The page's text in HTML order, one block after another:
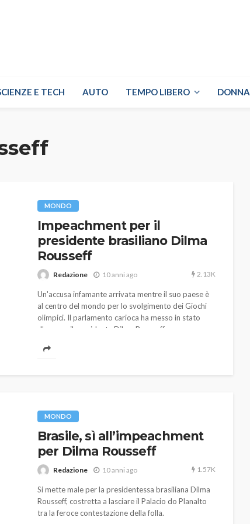
E TECH AUTO TEMPO LIBERO DONNA
MONDO
Impeachment per il
presidente brasiliano Dilma
Rousseff
Redazione 10 anni ago 2.13K
Un'accusa infamante arrivata mentre il suo paese è
al centro del mondo per lo svolgimento dei Giochi
olimpici. Il parlamento carioca ha messo in stato
d’accusa, il presidente Dilma Rousseff.
MONDO
Brasile, sì all’impeachment
per Dilma Rousseff
Redazione 10 anni ago 1.57K
Si mette male per la presidentessa brasiliana Dilma
Rousseff, costretta a lasciare il Palacio do Planalto
tra la feroce contestazione della folla.
prato
Davis: tennis mondiale e
passione per
l’automobilismo
abbracciano la stessa causa